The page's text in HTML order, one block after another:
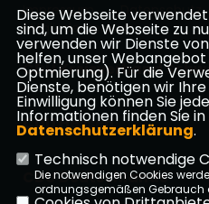
Impressum Datenschutz
Mitgliederbereich
CDU Kreisverband
CDU Hessen
CDU Deutschlands
Diese Webseite
sind, um die Webseite zu
verwenden wir Dienste
helfen, unser
Optmierung). Für die
Dienste, benötigen wir Ihre
Einwilligung können Sie
Informationen finden Sie
Datenschutzerklärung.
Technisch notwendige
Die notwendigen Cookies
ordnungsgemäßen Gebrauch